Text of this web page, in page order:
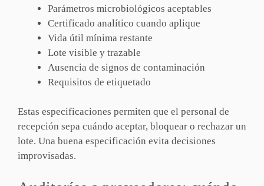
Parámetros microbiológicos aceptables
Certificado analítico cuando aplique
Vida útil mínima restante
Lote visible y trazable
Ausencia de signos de contaminación
Requisitos de etiquetado
Estas especificaciones permiten que el personal de
recepción sepa cuándo aceptar, bloquear o rechazar un
lote. Una buena especificación evita decisiones
improvisadas.